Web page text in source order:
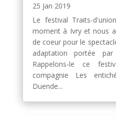
25 Jan 2019
Le festival Traits-
moment à Ivry et nous
de coeur pour le
adaptation portée
Rappelons-le ce
compagnie Les
Duende...